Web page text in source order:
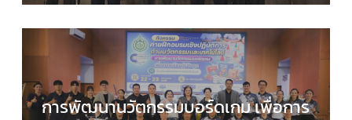
การพัฒนานวัตกรรมบอร์ดเกม เพื่อการ